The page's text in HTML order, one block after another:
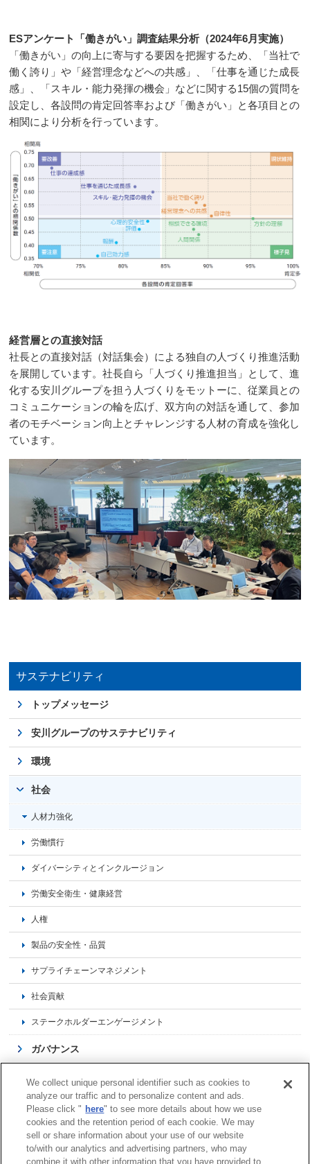
ESアンケート「働きがい」調査結果分析（2024年6月実施）
「働きがい」の向上に寄与する要因を把握するため、「当社で
働く誇り」や「経営理念などへの共感」、「仕事を通じた成長
感」、「スキル・能力発揮の機会」などに関する15個の質問を
設定し、各設問の肯定回答率および「働きがい」と各項目との
相関により分析を行っています。
経営層との直接対話
社長との直接対話（対話集会）による独自の人づくり推進活動
を展開しています。社長自ら「人づくり推進担当」として、進
化する安川グループを担う人づくりをモットーに、従業員との
コミュニケーションの輪を広げ、双方向の対話を通して、参加
者のモチベーション向上とチャレンジする人材の育成を強化し
ています。
サステナビリティ
トップメッセージ
安川グループのサステナビリティ
環境
社会
人材力強化
労働慣行
ダイバーシティとインクルージョン
労働安全衛生・健康経営
人権
製品の安全性・品質
サプライチェーンマネジメント
社会貢献
ステークホルダーエンゲージメント
ガバナンス
品質経営
レポーティング
社会からの評価
We collect unique personal identifier such as cookies to
analyze our traffic and to personalize content and ads.
Please click " here" to see more details about how we use
cookies and the retention period of each cookie. We may
sell or share information about your use of our website
to/with our analytics and advertising partners, who may
combine it with other information that you have provided to